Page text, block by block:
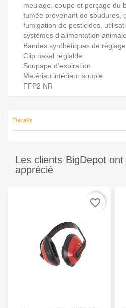
meulage, coupe et perçage du
fumée provenant de soudures,
fumigation de pesticides,
systèmes d′alimentation
Bandes synthétiques de réglage
Clip nasal réglable
Soupape d′expiration
Matériau intérieur souple
FFP2 NR
Détails
Les clients BigDepot
apprécié
favorite_border